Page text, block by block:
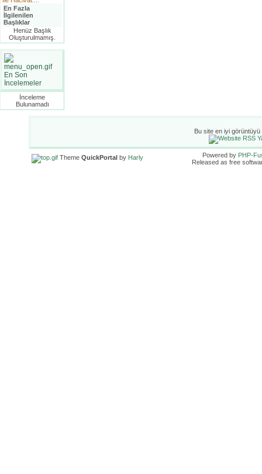
En Fazla
İlgilenilen
Başlıklar
Henüz Başlık
Oluşturulmamış.
En Son
İncelemeler
İnceleme
Bulunamadı
Bu site en iyi görüntüyü
Theme QuickPortal by Harly Powered by PHP-
Released as free